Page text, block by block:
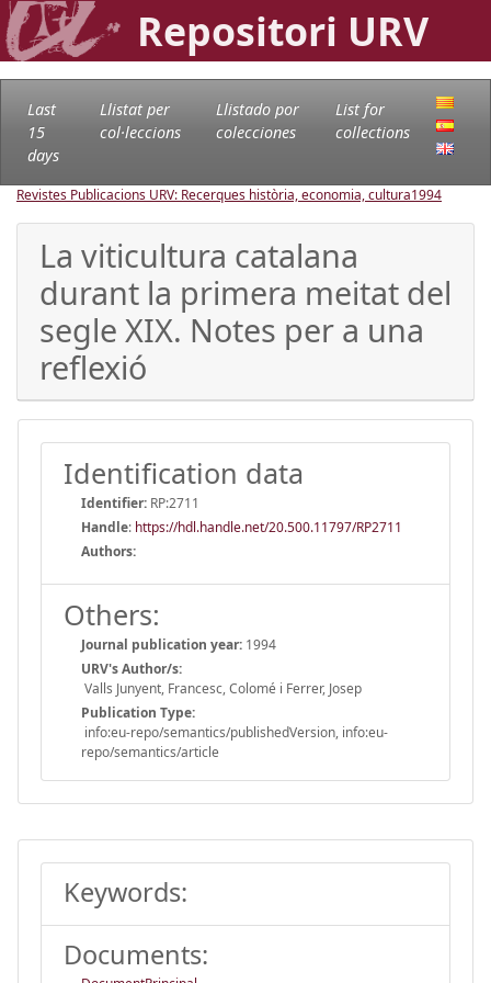
Repositori URV
Last
15
days
Llistat per
col·leccions
Llistado por
colecciones
List for
collections
Revistes Publicacions URV: Recerques història, economia, cultura1994
La viticultura catalana
durant la primera meitat del
segle XIX. Notes per a una
reflexió
Identification data
Identifier: RP:2711
Handle: https://hdl.handle.net/20.500.11797/RP2711
Authors:
Others:
Journal publication year: 1994
URV's Author/s:
Valls Junyent, Francesc, Colomé i Ferrer, Josep
Publication Type:
info:eu-repo/semantics/publishedVersion, info:eu-
repo/semantics/article
Keywords:
Documents: